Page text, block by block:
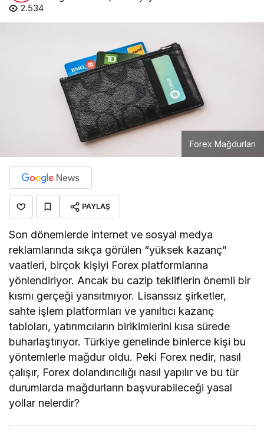
2.534
Forex Mağdurları
PAYLAŞ
Son dönemlerde internet ve sosyal medya
reklamlarında sıkça görülen “yüksek kazanç”
vaatleri, birçok kişiyi Forex platformlarına
yönlendiriyor. Ancak bu cazip tekliflerin önemli bir
kısmı gerçeği yansıtmıyor. Lisanssız şirketler,
sahte işlem platformları ve yanıltıcı kazanç
tabloları, yatırımcıların birikimlerini kısa sürede
buharlaştırıyor. Türkiye genelinde binlerce kişi bu
yöntemlerle mağdur oldu. Peki Forex nedir, nasıl
çalışır, Forex dolandırıcılığı nasıl yapılır ve bu tür
durumlarda mağdurların başvurabileceği yasal
yollar nelerdir?